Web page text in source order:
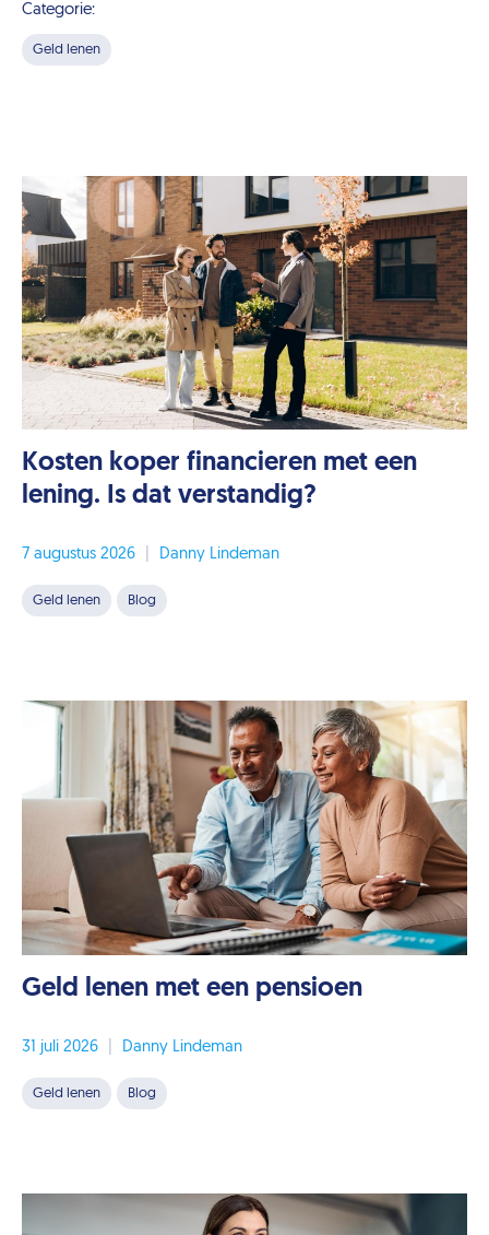
Categorie:
Geld lenen
Kosten koper financieren met een
lening. Is dat verstandig?
7 augustus 2026 Danny Lindeman
Geld lenen Blog
Geld lenen met een pensioen
31 juli 2026 Danny Lindeman
Geld lenen Blog